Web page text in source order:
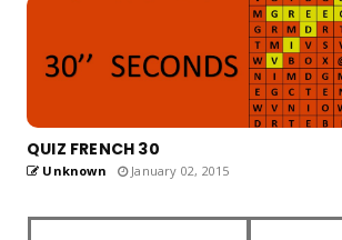
QUIZ FRENCH 30
Unknown January 02, 2015